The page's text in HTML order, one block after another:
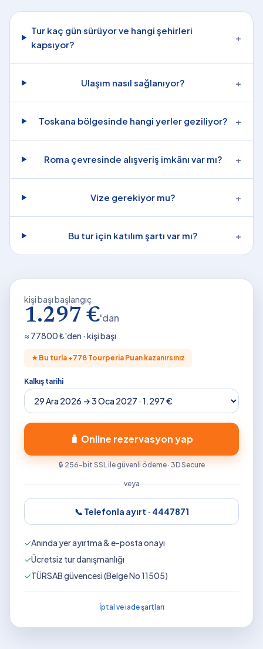
Tur kaç gün sürüyor ve hangi şehirleri
kapsıyor?
+
Ulaşım nasıl sağlanıyor? +
Toskana bölgesinde hangi yerler geziliyor? +
Roma çevresinde alışveriş imkânı var mı? +
Vize gerekiyor mu? +
Bu tur için katılım şartı var mı? +
kişi başı başlangıç
1.297 €'dan
≈ 77800₺'den · kişi başı
★ Bu turla +778 Tourperia Puan kazanırsınız
Kalkış tarihi
🧳 Online rezervasyon yap
🔒 256-bit SSL ile güvenli ödeme · 3D Secure
veya
📞 Telefonla ayırt · 4447871
✓Anında yer ayırtma & e-posta onayı
✓Ücretsiz tur danışmanlığı
✓TÜRSAB güvencesi (Belge No 11505)
İptal ve iade şartları